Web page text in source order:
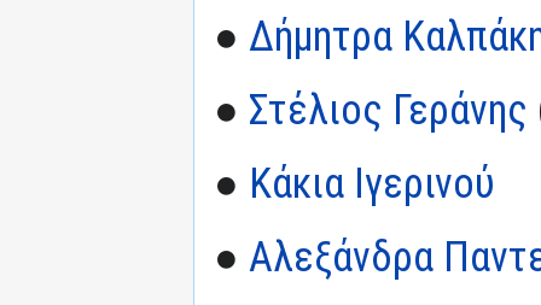
● Δήμητρα
● Στέλιος Γεράνης
● Κάκια Ιγερινού
● Αλεξάνδρα